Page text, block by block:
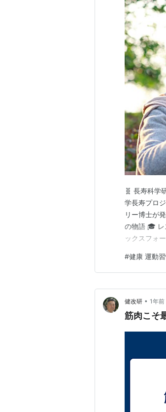
🧬 長寿科学
学長寿プロ
リー博士が
の物語 🎓 レ
ックスフォ
介します。
の宣告…
#健康 運動
健改研 • 1年前
筋肉こそ